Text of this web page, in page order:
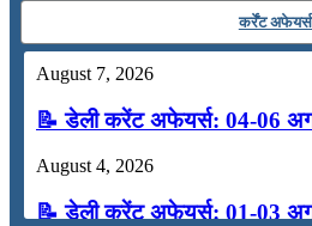
कंप्यूटर
अंग्रेजी
कर्रेंट अफेयर्स
August 7, 2026
📝 डेली करेंट अफेयर्स: 04-06
August 4, 2026
📝 डेली करेंट अफेयर्स: 01-03